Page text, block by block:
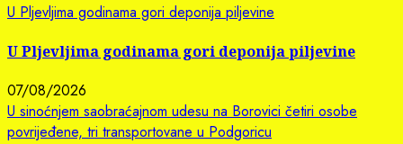
U Pljevljima godinama gori deponija piljevine
U Pljevljima godinama gori deponija piljevine
07/08/2026
U sinoćnjem saobraćajnom udesu na Borovici četiri osobe
povrijeđene, tri transportovane u Podgoricu